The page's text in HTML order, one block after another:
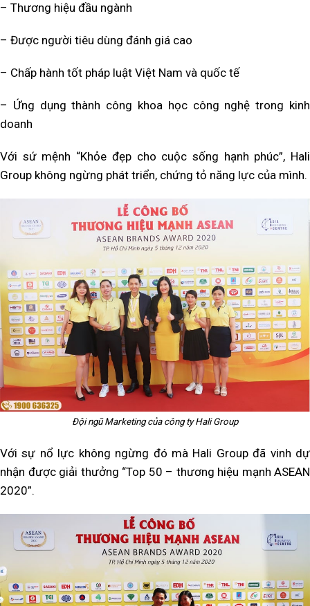
– Thương hiệu đầu ngành
– Được người tiêu dùng đánh giá cao
– Chấp hành tốt pháp luật Việt Nam và quốc tế
– Ứng dụng thành công khoa học công nghệ trong kinh
doanh
Với sứ mệnh “Khỏe đẹp cho cuộc sống hạnh phúc”, Hali
Group không ngừng phát triển, chứng tỏ năng lực của mình.
Đội ngũ Marketing của công ty Hali Group
Với sự nổ lực không ngừng đó mà Hali Group đã vinh dự
nhận được giải thưởng “Top 50 – thương hiệu mạnh ASEAN
2020”.